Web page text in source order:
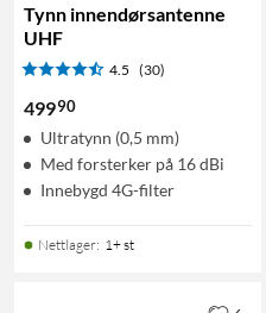
Tynn innendørsantenne
UHF
4.5 (30)
49990
Ultratynn (0,5 mm)
Med forsterker på 16 dBi
Innebygd 4G-filter
Nettlager: 1+ st